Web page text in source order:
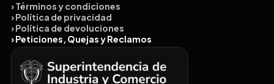
› Términos y condiciones
› Política de privacidad
› Política de devoluciones
› Peticiones, Quejas y Reclamos